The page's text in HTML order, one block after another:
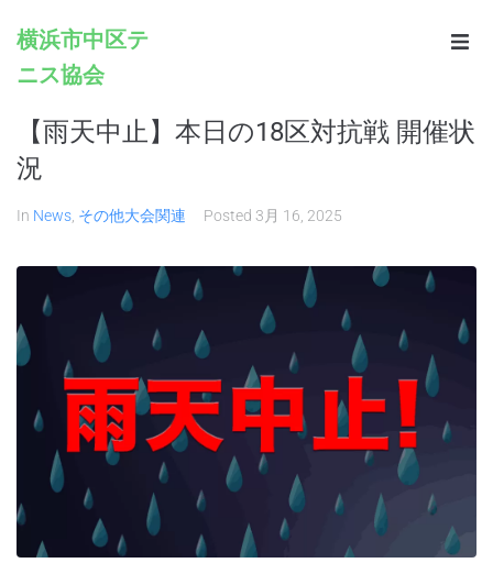
横浜市中区テ
ニス協会
Infomation
Contacts
Links
【雨天中止】本日の18区対抗戦 開催状
況
In News その他大会関連 Posted 3月 16, 2025